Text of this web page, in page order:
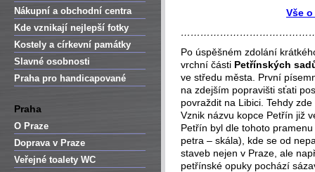
Nákupní a obchodní centra
Kde vznikají nejlepší fotky
Kostely a církevní památky
Slavné osobnosti
Praha pro handicapované
Praha
O Praze
Doprava v Praze
Veřejné toalety WC
Vše
Po úspěšném zdolání
vrchní části Petřínských
ve středu města. První
na zdejším popravišti sťati
povraždit na Libici. Tehdy
Vznik názvu kopce Petřín již
Petřín byl dle tohoto
petra – skála), kde se od
staveb nejen v Praze, ale
petřínské opuky pochází